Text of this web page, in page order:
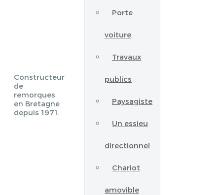
Constructeur
de
remorques
en Bretagne
depuis 1971.
Porte
voiture
Travaux
publics
Paysagiste
Un essieu
directionnel
Chariot
amovible